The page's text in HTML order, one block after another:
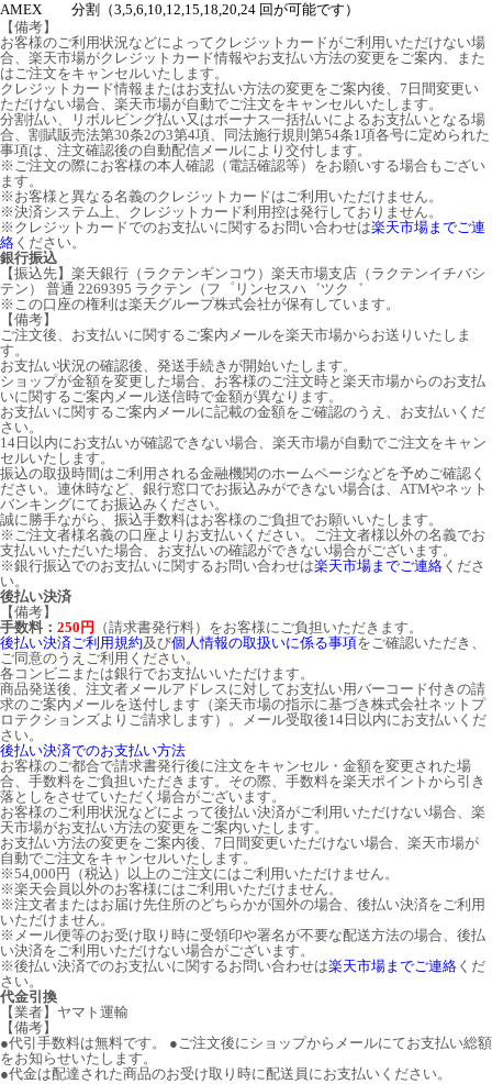
AMEX
分割（3,5,6,10,12,15,18,20,24 回が可能です）
【備考】
お客様のご利用状況などによってクレジットカードがご利用いただけない場
合、楽天市場がクレジットカード情報やお支払い方法の変更をご案内、また
はご注文をキャンセルいたします。
クレジットカード情報またはお支払い方法の変更をご案内後、7日間変更い
ただけない場合、楽天市場が自動でご注文をキャンセルいたします。
分割払い、リボルビング払い又はボーナス一括払いによるお支払いとなる場
合、割賦販売法第30条2の3第4項、同法施行規則第54条1項各号に定められた
事項は、注文確認後の自動配信メールにより交付します。
※ご注文の際にお客様の本人確認（電話確認等）をお願いする場合もござい
ます。
※お客様と異なる名義のクレジットカードはご利用いただけません。
※決済システム上、クレジットカード利用控は発行しておりません。
※クレジットカードでのお支払いに関するお問い合わせは楽天市場までご連
絡 ください。
銀行振込
【振込先】楽天銀行（ラクテンギンコウ）楽天市場支店（ラクテンイチバシ
テン） 普通 2269395 ラクテン（フ゜リンセスハ゛ツク゛
※この口座の権利は楽天グループ株式会社が保有しています。
【備考】
ご注文後、お支払いに関するご案内メールを楽天市場からお送りいたしま
す。
お支払い状況の確認後、発送手続きが開始いたします。
ショップが金額を変更した場合、お客様のご注文時と楽天市場からのお支払
いに関するご案内メール送信時で金額が異なります。
お支払いに関するご案内メールに記載の金額をご確認のうえ、お支払いくだ
さい。
14日以内にお支払いが確認できない場合、楽天市場が自動でご注文をキャン
セルいたします。
振込の取扱時間はご利用される金融機関のホームページなどを予めご確認く
ださい。連休時など、銀行窓口でお振込みができない場合は、ATMやネット
バンキングにてお振込みください。
誠に勝手ながら、振込手数料はお客様のご負担でお願いいたします。
※ご注文者様名義の口座よりお支払いください。ご注文者様以外の名義でお
支払いいただいた場合、お支払いの確認ができない場合がございます。
※銀行振込でのお支払いに関するお問い合わせは楽天市場までご連絡 くださ
い。
後払い決済
【備考】
手数料： 250円
（請求書発行料）をお客様にご負担いただきます。
後払い決済ご利用規約及び個人情報の取扱いに係る事項をご確認いただき、
ご同意のうえご利用ください。
各コンビニまたは銀行でお支払いいただけます。
商品発送後、注文者メールアドレスに対してお支払い用バーコード付きの請
求のご案内メールを送付します（楽天市場の指示に基づき株式会社ネットプ
ロテクションズよりご請求します）。メール受取後14日以内にお支払いくだ
さい。
後払い決済でのお支払い方法
お客様のご都合で請求書発行後に注文をキャンセル・金額を変更された場
合、手数料をご負担いただきます。その際、手数料を楽天ポイントから引き
落としをさせていただく場合がございます。
お客様のご利用状況などによって後払い決済がご利用いただけない場合、楽
天市場がお支払い方法の変更をご案内いたします。
お支払い方法の変更をご案内後、7日間変更いただけない場合、楽天市場が
自動でご注文をキャンセルいたします。
※54,000円（税込）以上のご注文にはご利用いただけません。
※楽天会員以外のお客様にはご利用いただけません。
※注文者またはお届け先住所のどちらかが国外の場合、後払い決済をご利用
いただけません。
※メール便等のお受け取り時に受領印や署名が不要な配送方法の場合、後払
い決済をご利用いただけない場合がございます。
※後払い決済でのお支払いに関するお問い合わせは楽天市場までご連絡 くだ
さい。
代金引換
【業者】ヤマト運輸
【備考】
●代引手数料は無料です。 ●ご注文後にショップからメールにてお支払い総額
をお知らせいたします。
●代金は配達された商品のお受け取り時に配送員にお支払いください。